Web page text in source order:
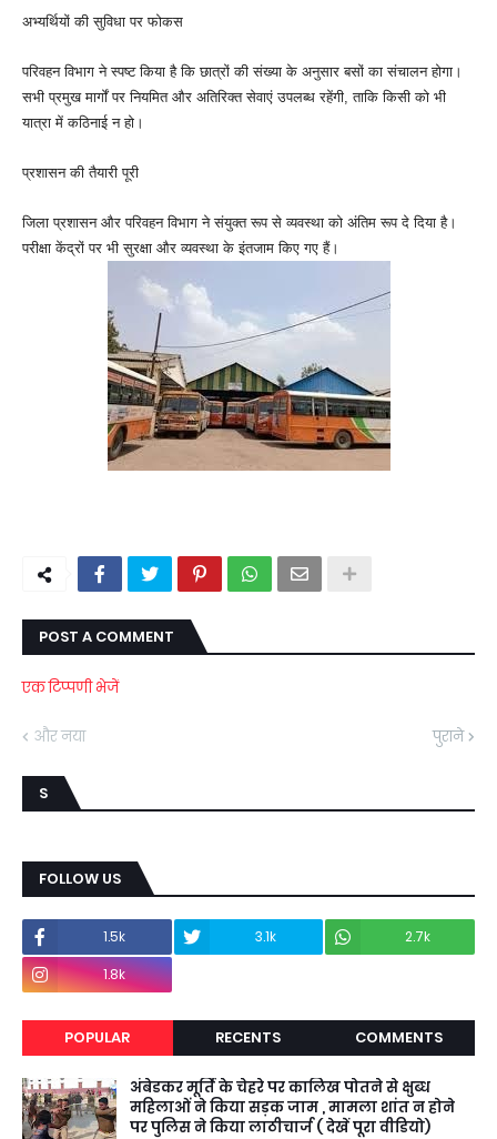
अभ्यर्थियों की सुविधा पर फोकस
परिवहन विभाग ने स्पष्ट किया है कि छात्रों की संख्या के अनुसार बसों का संचालन होगा।
सभी प्रमुख मार्गों पर नियमित और अतिरिक्त सेवाएं उपलब्ध रहेंगी, ताकि किसी को भी
यात्रा में कठिनाई न हो।
प्रशासन की तैयारी पूरी
जिला प्रशासन और परिवहन विभाग ने संयुक्त रूप से व्यवस्था को अंतिम रूप दे दिया है।
परीक्षा केंद्रों पर भी सुरक्षा और व्यवस्था के इंतजाम किए गए हैं।
POST A COMMENT
एक टिप्पणी भेजें
और नया पुराने
S
FOLLOW US
1.5k 3.1k
2.7k
1.8k
POPULAR RECENTS COMMENTS
अंबेडकर मूर्ति के चेहरे पर कालिख पोतने से क्षुब्ध
महिलाओं ने किया सड़क जाम , मामला शांत न होने
पर पुलिस ने किया लाठीचार्ज ( देखें पूरा वीडियो)